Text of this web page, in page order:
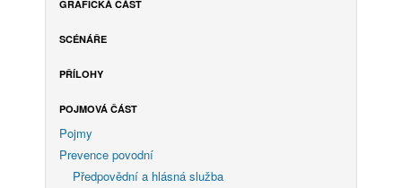
GRAFICKÁ ČÁST
SCÉNÁŘE
PŘÍLOHY
POJMOVÁ ČÁST
Pojmy
Prevence povodní
Předpovědní a hlásná služba